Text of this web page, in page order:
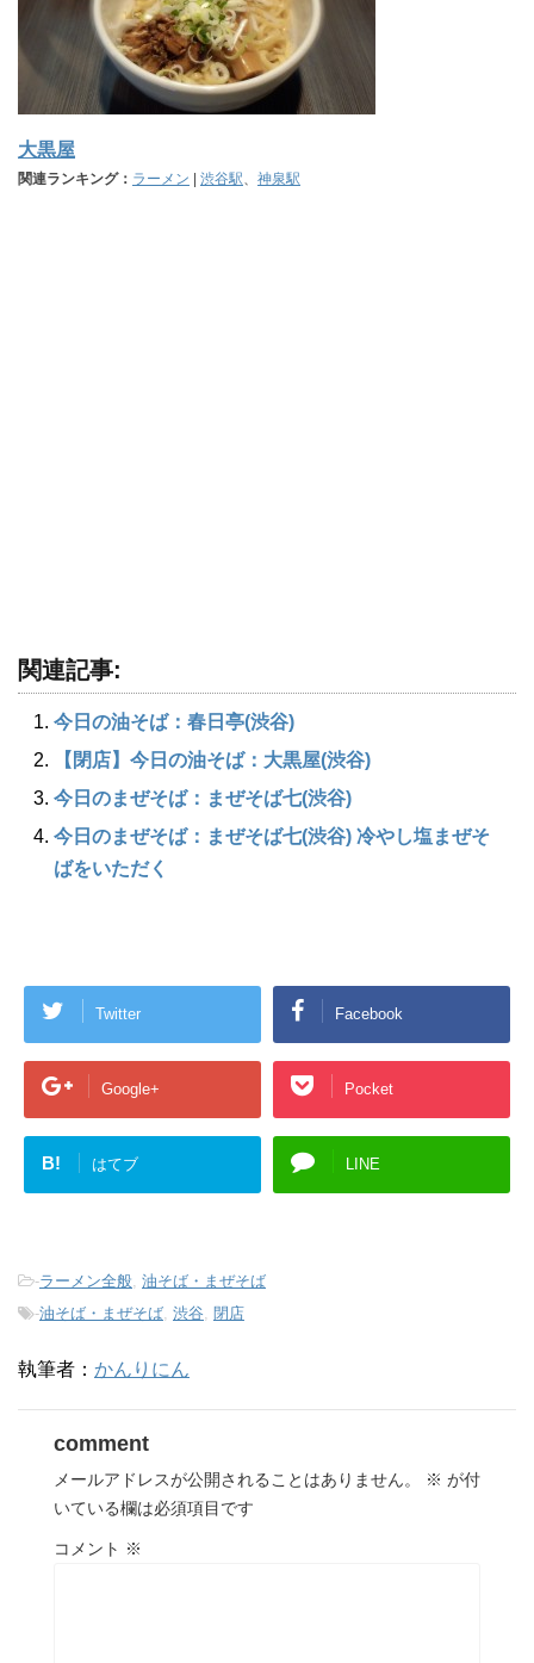
大黒屋
関連ランキング： ラーメン | 渋谷駅 神泉駅
関連記事:
今日の油そば：春日亭(渋谷)
【閉店】今日の油そば：大黒屋(渋谷)
今日のまぜそば：まぜそば七(渋谷)
今日のまぜそば：まぜそば七(渋谷) 冷やし塩まぜそ
ばをいただく
Twitter Facebook
Google+ Pocket
B! はてブ LINE
-ラーメン全般 油そば・まぜそば
-油そば・まぜそば 渋谷 閉店
執筆者： かんりにん
comment
メールアドレスが公開されることはありません。 ※ が付
いている欄は必須項目です
コメント ※